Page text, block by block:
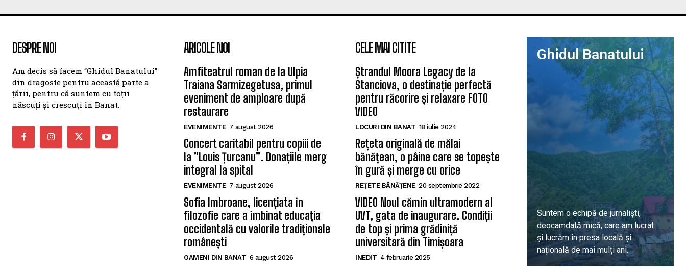
DESPRE NOI
Am decis să facem “Ghidul Banatului”
din dragoste pentru această parte a
țării, pentru că suntem cu toții
născuți și crescuți în Banat.
ARICOLE NOI
Amfiteatrul roman de la Ulpia
Traiana Sarmizegetusa, primul
eveniment de amploare după
restaurare
EVENIMENTE 7 august 2026
Concert caritabil pentru copiii de
la ”Louis Țurcanu”. Donațiile merg
integral la spital
EVENIMENTE 7 august 2026
Sofia Imbroane, licențiata în
filozofie care a îmbinat educația
occidentală cu valorile tradiționale
românești
OAMENI DIN BANAT 6 august 2026
CELE MAI CITITE
Ștrandul Moora Legacy de la
Stanciova, o destinație perfectă
pentru răcorire și relaxare FOTO
VIDEO
LOCURI DIN BANAT 18 iulie 2024
Rețeta originală de mălai
bănățean, o pâine care se topește
în gură și merge cu orice
REȚETE BĂNĂȚENE 20 septembrie 2022
VIDEO Noul cămin ultramodern al
UVT, gata de inaugurare. Condiții
de top și prima grădiniță
universitară din Timișoara
INEDIT 4 februarie 2025
Ghidul Banatului
Suntem o echipă de jurnaliști,
deocamdată mică, care am lucrat
și lucrăm în presa locală și
națională de mai mulți ani.